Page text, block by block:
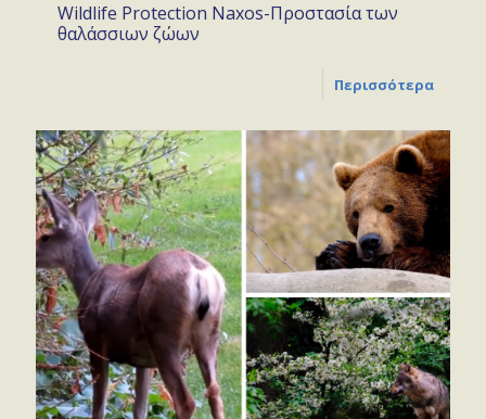
Wildlife Protection Naxos-Προστασία των
θαλάσσιων ζώων
Περισσότερα